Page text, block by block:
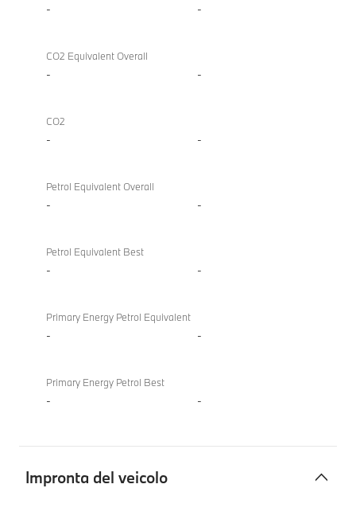
- -
CO2 Equivalent Overall
- -
CO2
- -
Petrol Equivalent Overall
- -
Petrol Equivalent Best
- -
Primary Energy Petrol Equivalent
- -
Primary Energy Petrol Best
- -
Impronta del veicolo